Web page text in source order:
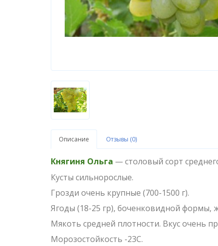
Описание Отзывы (0)
Княгиня Ольга — столовый сорт
Кусты сильнорослые.
Грозди очень крупные (700-1500 г).
Ягоды (18-25 гр), боченковидной формы,
Мякоть средней плотности. Вкус очень
Морозостойкость -23С.